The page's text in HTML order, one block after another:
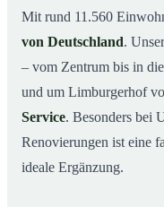
Mit rund 11.560
von Deutschland.
– vom Zentrum bis in
und um Limburgerhof
Service. Besonders bei
Renovierungen ist eine
ideale Ergänzung.